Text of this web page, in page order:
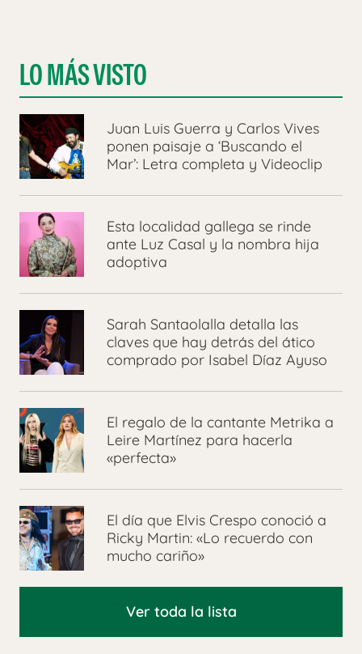
LO MÁS VISTO
Juan Luis Guerra y Carlos Vives
ponen paisaje a ‘Buscando el
Mar’: Letra completa y Videoclip
Esta localidad gallega se rinde
ante Luz Casal y la nombra hija
adoptiva
Sarah Santaolalla detalla las
claves que hay detrás del ático
comprado por Isabel Díaz Ayuso
El regalo de la cantante Metrika a
Leire Martínez para hacerla
«perfecta»
El día que Elvis Crespo conoció a
Ricky Martin: «Lo recuerdo con
mucho cariño»
Ver toda la lista